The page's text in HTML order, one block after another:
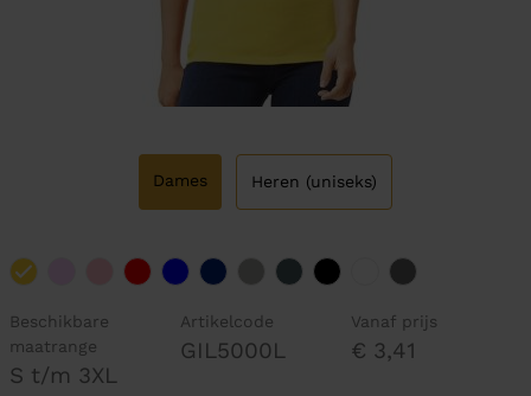
Dames Heren (uniseks)
Beschikbare
maatrange
S t/m 3XL
Artikelcode
GIL5000L
Vanaf prijs
€ 3,41